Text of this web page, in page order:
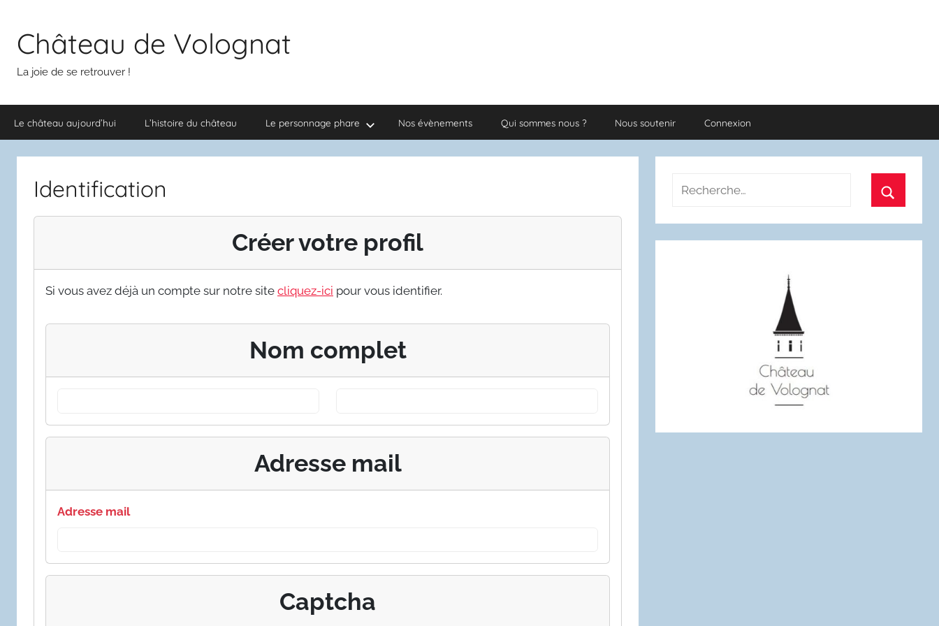
contenuChâteau de Volognat
La joie de se retrouver !
Le château aujourd’hui L’histoire du château Le personnage phare Nos évènements Qui sommes nous ? Nous soutenir Connexion
Identification
Créer votre profil
Si vous avez déjà un compte sur notre site cliquez-ici pour vous identifier.
Nom complet
Adresse mail
Adresse mail
Captcha
Recherche
: